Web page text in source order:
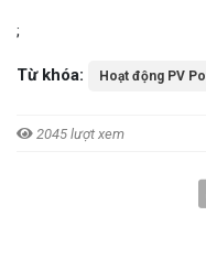
;
Từ khóa: Hoạt động PV
2045 lượt xem